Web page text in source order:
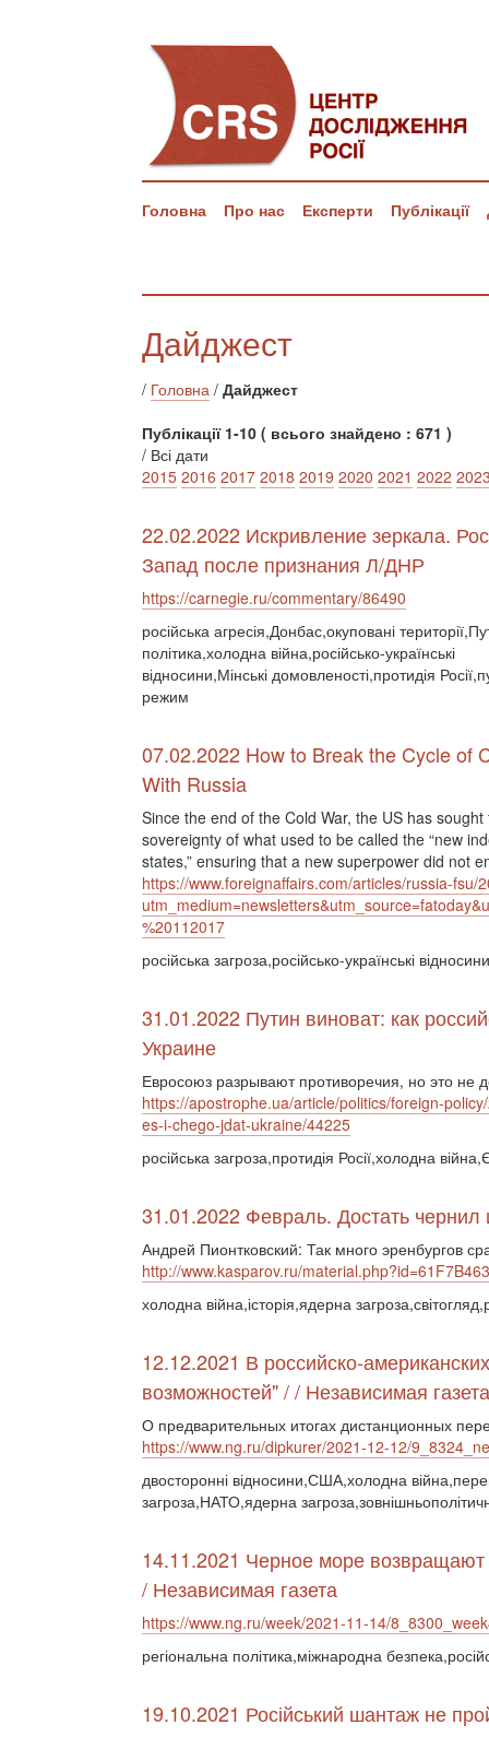
Головна Про нас Експерти Публікації
Дайджест
/ Головна / Дайджест
Публікації 1-10 ( всього знайдено : 671 )
/ Всі дати
2015 2016 2017 2018 2019 2020 2021 2022
22.02.2022 Искривление зеркала.
Запад после признания Л/ДНР
https://carnegie.ru/commentary/86490
російська агресія,Донбас,окуповані
політика,холодна війна,російсько-українські
відносини,Мінські домовленості,протидія
режим
07.02.2022 How to Break the Cycle of
With Russia
Since the end of the Cold War, the US has
sovereignty of what used to be called the “new
states,” ensuring that a new superpower did not
https://www.foreignaffairs.com/articles/russia-
%20112017
російська загроза,російсько-українські
31.01.2022 Путин виноват: как
Украине
Евросоюз разрывают противоречия, но это не
https://apostrophe.ua/article/politics/foreign-
es-i-chego-jdat-ukraine/44225
російська загроза,протидія Росії,холодна
31.01.2022 Февраль. Достать чернил
Андрей Пионтковский: Так много эренбургов
http://www.kasparov.ru/
холодна війна,історія,ядерна
12.12.2021 В российско-
возможностей" / / Независимая газета
О предварительных итогах дистанционных
https://www.ng.ru/dipkurer/2021-12-12/
двосторонні відносини,США,холодна
загроза,НАТО,ядерна
14.11.2021 Черное море
/ Независимая газета
https://www.ng.ru/week/2021-11-14/
регіональна політика,міжнародна
19.10.2021 Російський шантаж не